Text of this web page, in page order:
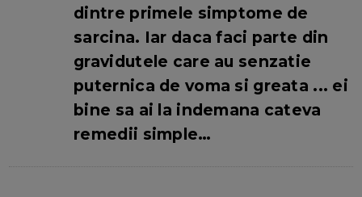
dintre primele simptome de
sarcina. Iar daca faci parte din
gravidutele care au senzatie
puternica de voma si greata ... ei
bine sa ai la indemana cateva
remedii simple…